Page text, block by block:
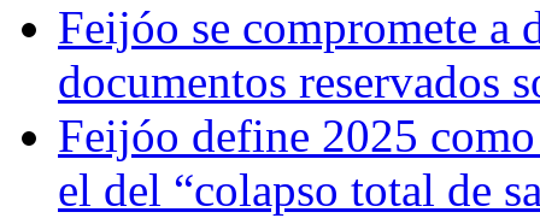
Feijóo se compromete a
documentos reservados
Feijóo define 2025
el del “colapso total de